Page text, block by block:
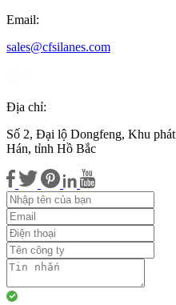
Email:
sales@cfsilanes.com
Địa chỉ:
Số 2, Đại lộ Dongfeng, Khu
Hán, tỉnh Hồ Bắc